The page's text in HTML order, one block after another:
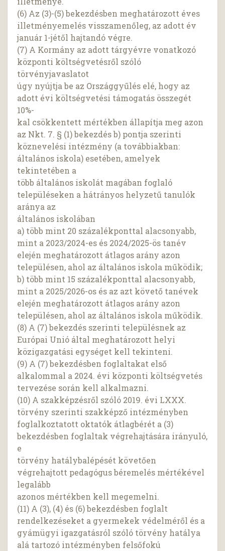
(6) Az (3)-(5) bekezdésben meghatározott éves
illetményemelés visszamenőleg, az adott év
január 1-jétől hajtandó végre.
(7) A Kormány az adott tárgyévre vonatkozó
központi költségvetésről szóló
törvényjavaslatot
úgy nyújtja be az Országgyűlés elé, hogy az
adott évi költségvetési támogatás összegét
10%-
kal csökkentett mértékben állapítja meg azon
az Nkt. 7. § (1) bekezdés b) pontja szerinti
köznevelési intézmény (a továbbiakban:
általános iskola) esetében, amelyek
tekintetében a
több általános iskolát magában foglaló
településeken a hátrányos helyzetű tanulók
aránya az
általános iskolában
a) több mint 20 százalékponttal alacsonyabb,
mint a 2023/2024-es és 2024/2025-ös tanév
elején meghatározott átlagos arány azon
településen, ahol az általános iskola működik;
b) több mint 15 százalékponttal alacsonyabb,
mint a 2025/2026-os és az azt követő tanévek
elején meghatározott átlagos arány azon
településen, ahol az általános iskola működik.
(8) A (7) bekezdés szerinti településnek az
Európai Unió által meghatározott helyi
közigazgatási egységet kell tekinteni.
(9) A (7) bekezdésben foglaltakat első
alkalommal a 2024. évi központi költségvetés
tervezése során kell alkalmazni.
(10) A szakképzésről szóló 2019. évi LXXX.
törvény szerinti szakképző intézményben
foglalkoztatott oktatók átlagbérét a (3)
bekezdésben foglaltak végrehajtására irányuló,
e
törvény hatálybalépését követően
végrehajtott pedagógus béremelés mértékével
legalább
azonos mértékben kell megemelni.
(11) A (3), (4) és (6) bekezdésben foglalt
rendelkezéseket a gyermekek védelméről és a
gyámügyi igazgatásról szóló törvény hatálya
alá tartozó intézményben felsőfokú